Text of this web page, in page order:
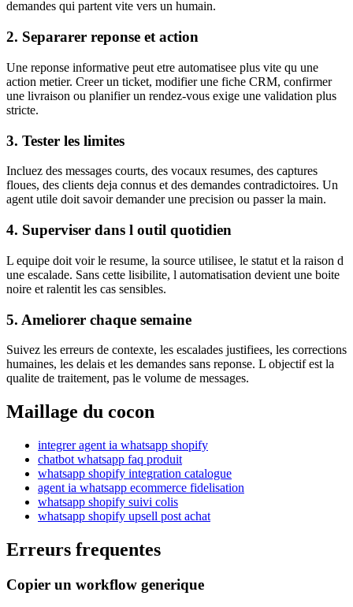
demandes qui partent vite vers un humain.
2. Separarer reponse et action
Une reponse informative peut etre automatisee plus vite qu une
action metier. Creer un ticket, modifier une fiche CRM, confirmer
une livraison ou planifier un rendez-vous exige une validation plus
stricte.
3. Tester les limites
Incluez des messages courts, des vocaux resumes, des captures
floues, des clients deja connus et des demandes contradictoires. Un
agent utile doit savoir demander une precision ou passer la main.
4. Superviser dans l outil quotidien
L equipe doit voir le resume, la source utilisee, le statut et la raison d
une escalade. Sans cette lisibilite, l automatisation devient une boite
noire et ralentit les cas sensibles.
5. Ameliorer chaque semaine
Suivez les erreurs de contexte, les escalades justifiees, les corrections
humaines, les delais et les demandes sans reponse. L objectif est la
qualite de traitement, pas le volume de messages.
Maillage du cocon
integrer agent ia whatsapp shopify
chatbot whatsapp faq produit
whatsapp shopify integration catalogue
agent ia whatsapp ecommerce fidelisation
whatsapp shopify suivi colis
whatsapp shopify upsell post achat
Erreurs frequentes
Copier un workflow generique